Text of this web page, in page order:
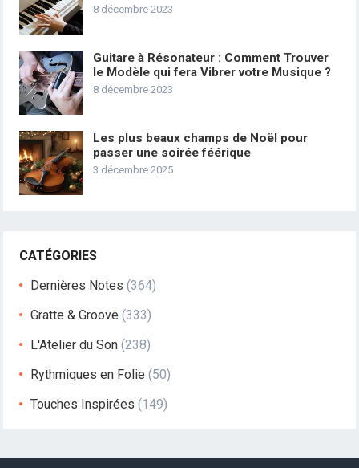
8 décembre 2023
Guitare à Résonateur : Comment Trouver
le Modèle qui fera Vibrer votre Musique ?
8 décembre 2023
Les plus beaux champs de Noël pour
passer une soirée féérique
3 décembre 2025
CATÉGORIES
Dernières Notes (364)
Gratte & Groove (333)
L'Atelier du Son (238)
Rythmiques en Folie (50)
Touches Inspirées (149)